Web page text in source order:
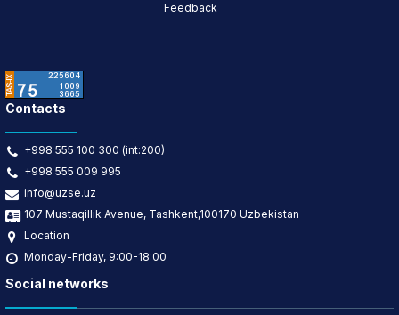
Feedback
Contacts
+998 555 100 300 (int:200)
+998 555 009 995
info@uzse.uz
107 Mustaqillik Avenue, Tashkent,100170 Uzbekistan
Location
Monday-Friday, 9:00-18:00
Social networks